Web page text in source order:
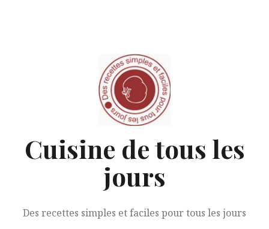
Cuisine de tous les
jours
Des recettes simples et faciles pour tous les jours